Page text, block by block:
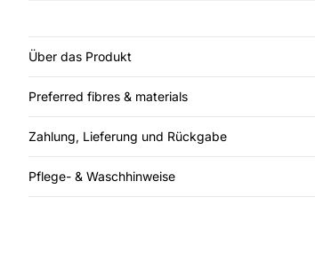
Über das Produkt
Preferred fibres & materials
Zahlung, Lieferung und Rückgabe
Pflege- & Waschhinweise